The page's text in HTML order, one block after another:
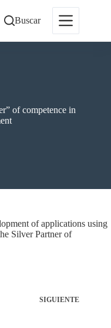
Buscar
of competence in
of applications using
Silver Partner of
SIGUIENTE